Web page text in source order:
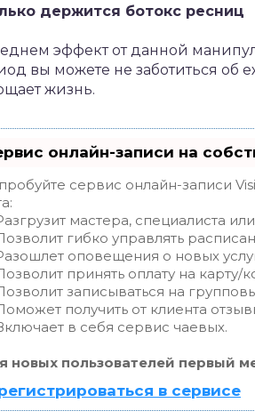
держится ботокс ресниц
эффект от данной
вы можете не заботиться об
жизнь.
онлайн-записи на
сервис онлайн-записи
мастера, специалиста
гибко управлять
оповещения о новых
принять оплату на карту/
записываться на
получить от клиента
в себя сервис чаевых.
новых пользователей первый
в сервисе